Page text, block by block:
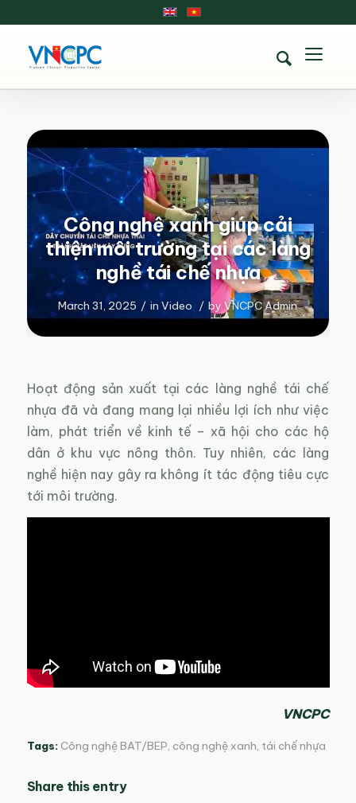
Công nghệ xanh giúp cải
thiện môi trường tại các làng
nghề tái chế nhựa
March 31, 2025 / inVideo / byVNCPC Admin
Hoạt động sản xuất tại các làng nghề tái chế
nhựa đã và đang mang lại nhiều lợi ích như việc
làm, phát triển về kinh tế – xã hội cho các hộ
dân ở khu vực nông thôn. Tuy nhiên, các làng
nghề hiện nay gây ra không ít tác động tiêu cực
tới môi trường.
VNCPC
Tags: Công nghệ BAT/BEP, công nghệ xanh, tái chế nhựa
Share this entry